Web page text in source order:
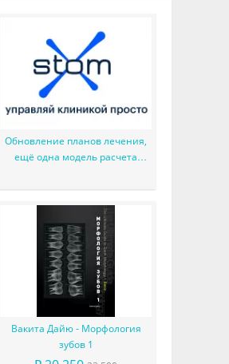
Обновление планов лечения,
ещё одна модель расчета
Вакита Дайю - Морфология
зубов 1